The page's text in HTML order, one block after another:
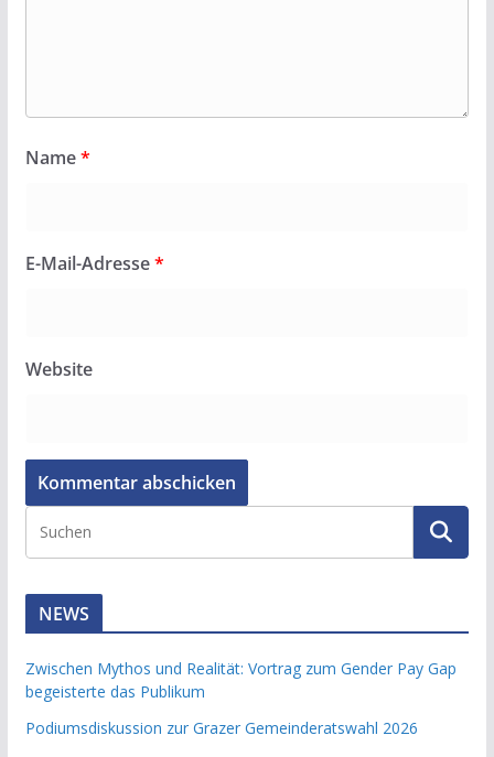
Name*
E-Mail-Adresse*
Website
NEWS
Zwischen Mythos und Realität: Vortrag zum Gender Pay Gap
begeisterte das Publikum
Podiumsdiskussion zur Grazer Gemeinderatswahl 2026